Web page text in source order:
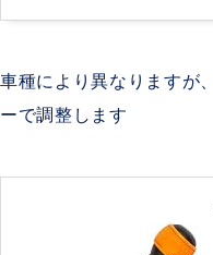
車種により異なりますが
ーで調整します